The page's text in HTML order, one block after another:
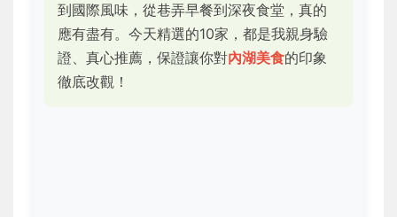
到國際風味，從巷弄早餐到深夜食堂，真的
應有盡有。今天精選的10家，都是我親身驗
證、真心推薦，保證讓你對內湖美食的印象
徹底改觀！